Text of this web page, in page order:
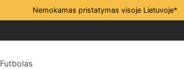
Nemokamas pristatymas visoje Lietuvoje*
Futbolas